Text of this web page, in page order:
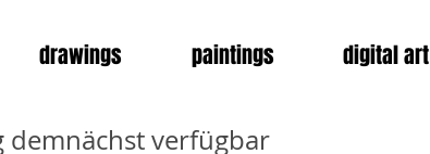
drawings paintings digital art
demnächst verfügbar